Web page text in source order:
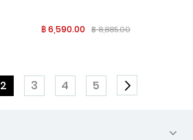
฿ 6,590.00 ฿ 8,885.00
You're currently reading page
2 Page
3 Page
4 Page
5